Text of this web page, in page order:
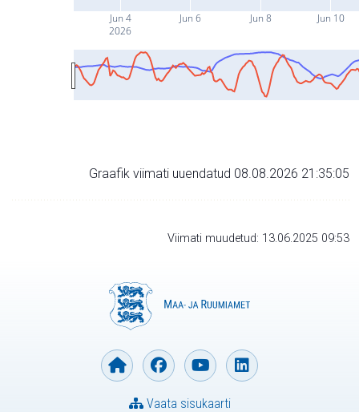
Jun 4
2026
Jun 6 Jun 8 Jun 10
Graafik viimati uuendatud 08.08.2026 21:35:05
Viimati muudetud: 13.06.2025 09:53
Vaata sisukaarti